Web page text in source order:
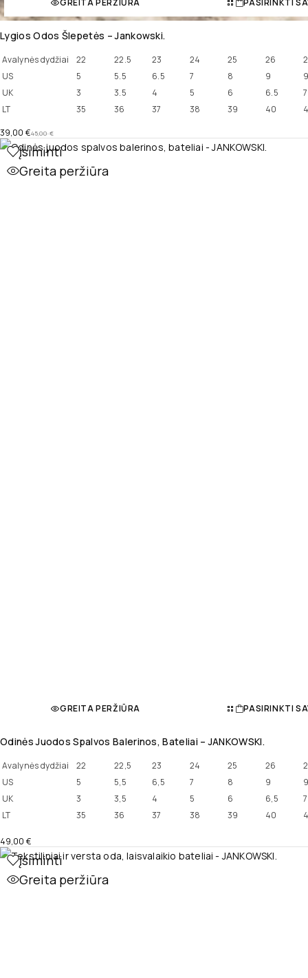
Lygios Odos Šlepetės – Jankowski.
Avalynės dydžiai 22 22.5 23 24 25 26
US
5 5.5 6.5 7 8 9
UK
3 3.5 4 5 6 6.5
7
LT
35 36 37 38 39 40
45,00€
39,00 €
Įsiminti
Greita peržiūra
GREITA PERŽIŪRA PASIRINKTI
Odinės Juodos Spalvos Balerinos, Bateliai – JANKOWSKI.
Avalynės dydžiai 22 22,5 23 24 25 26
US
5 5,5 6,5 7 8 9
UK
3 3,5 4 5 6 6,5
7
LT
35 36 37 38 39 40
49,00 €
Įsiminti
Greita peržiūra